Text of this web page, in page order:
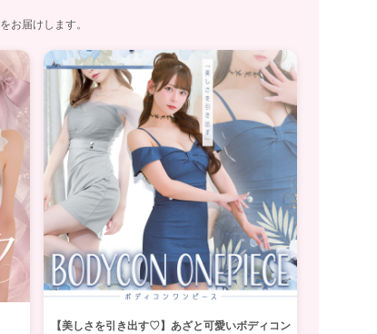
お届けします。
【美しさを引き出す♡】あざと可愛いボディコン